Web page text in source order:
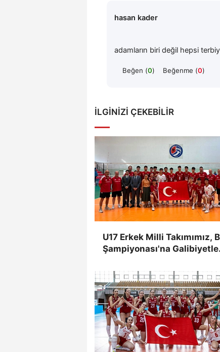
hasan kader
adamların biri değil hepsi
Beğen (0) Beğenme (0)
İLGINIZI ÇEKEBILIR
U17 Erkek Milli Takımımız,
Şampiyonası'na Galibiyetle